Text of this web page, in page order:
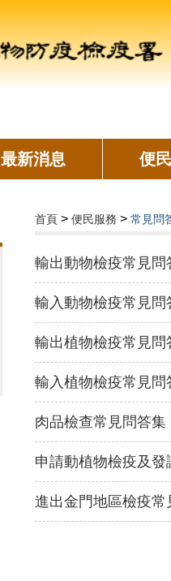
最新消息 便
首頁 > 便民服務 > 常見問
輸出動物檢疫常見問
輸入動物檢疫常見問
輸出植物檢疫常見問
輸入植物檢疫常見問
肉品檢查常見問答集
申請動植物檢疫及
進出金門地區檢疫常